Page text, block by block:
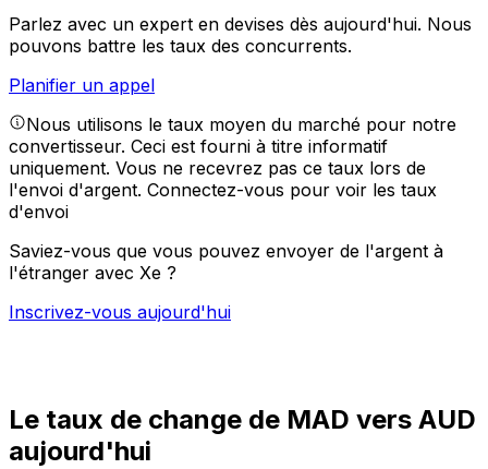
Parlez avec un expert en devises dès aujourd'hui. Nous
pouvons battre les taux des concurrents.
Planifier un appel
Nous utilisons le taux moyen du marché pour notre
convertisseur. Ceci est fourni à titre informatif
uniquement. Vous ne recevrez pas ce taux lors de
l'envoi d'argent. Connectez-vous pour voir les taux
d'envoi
Saviez-vous que vous pouvez envoyer de l'argent à
l'étranger avec Xe ?
Inscrivez-vous aujourd'hui
Le taux de change de MAD vers AUD
aujourd'hui